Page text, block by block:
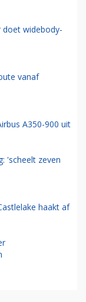
doet widebody-
vanaf
A350-900 uit
'scheelt zeven
haakt af